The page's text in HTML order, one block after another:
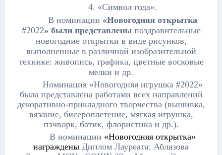
4. «Символ года».
В номинации «Новогодняя открытка
#2022» были представлены поздравительные
новогодние открытки в виде рисунков,
выполненные в различной изобразительной
технике: живопись, графика, цветные восковые
мелки и др.
Номинация «Новогодняя игрушка#2022»
была представлена работами всех направлений
декоративно-прикладного творчества (вышивка,
вязание, бисероплетение, мягкая игрушка,
пэчворк, батик, флористика и др.).
В номинации «Новогодняя открытка»
награждены Диплом Лауреата: Аблязова